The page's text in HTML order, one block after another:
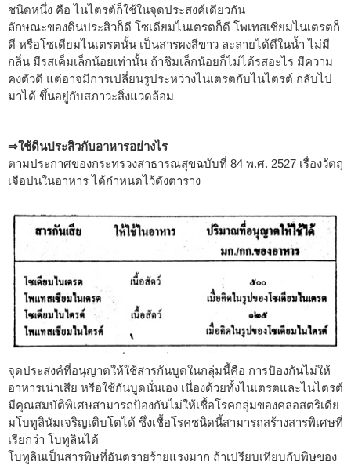
ชนิดหนึ่ง คือ ไนไตรต์ก็ใช้ในจุดประสงค์เดียวกัน
ลักษณะของดินประสิวก็ดี โซเดียมไนเตรตก็ดี โพเทสเซียมไนเตรตก็
ดี หรือโซเดียมไนเตรตนั้น เป็นสารผงสีขาว ละลายได้ดีในน้ำ ไม่มี
กลิ่น มีรสเค็มเล็กน้อยเท่านั้น ถ้าชิมเล็กน้อยก็ไม่ได้รสอะไร มีความ
คงตัวดี แต่อาจมีการเปลี่ยนรูประหว่างไนเตรตกับไนไตรต์ กลับไป
มาได้ ขึ้นอยู่กับสภาวะสิ่งแวดล้อม
⇒ใช้ดินประสิวกับอาหารอย่างไร
ตามประกาศของกระทรวงสาธารณสุขฉบับที่ 84 พ.ศ. 2527 เรื่องวัตถุ
เจือปนในอาหาร ได้กำหนดไว้ดังตาราง
จุดประสงค์ที่อนุญาตให้ใช้สารกันบูดในกลุ่มนี้คือ การป้องกันไม่ให้
อาหารเน่าเสีย หรือใช้กันบูดนั่นเอง เนื่องด้วยทั้งไนเตรตและไนไตรต์
มีคุณสมบัติพิเศษสามารถป้องกันไม่ให้เชื้อโรคกลุ่มของคลอสตริเดีย
มโบทูลินัมเจริญเติบโตได้ ซึ่งเชื้อโรคชนิดนี้สามารถสร้างสารพิเศษที่
เรียกว่า โบทูลินได้
โบทูลินเป็นสารพิษที่อันตรายร้ายแรงมาก ถ้าเปรียบเทียบกับพิษของ